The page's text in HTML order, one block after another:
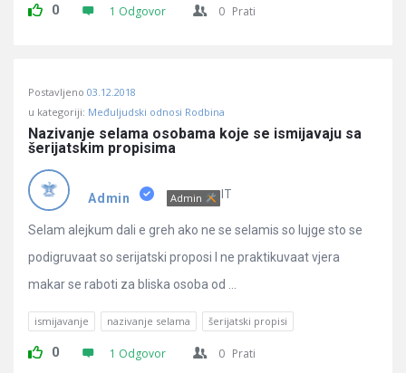
0 1 Odgovor 0 Prati
Postavljeno 03.12.2018
u kategoriji: Međuljudski odnosi Rodbina
Nazivanje selama osobama koje se ismijavaju sa
šerijatskim propisima
Admin Admin IT
Selam alejkum dali e greh ako ne se selamis so lujge sto se
podigruvaat so serijatski proposi I ne praktikuvaat vjera
makar se raboti za bliska osoba od ...
ismijavanje nazivanje selama šerijatski propisi
0 1 Odgovor 0 Prati